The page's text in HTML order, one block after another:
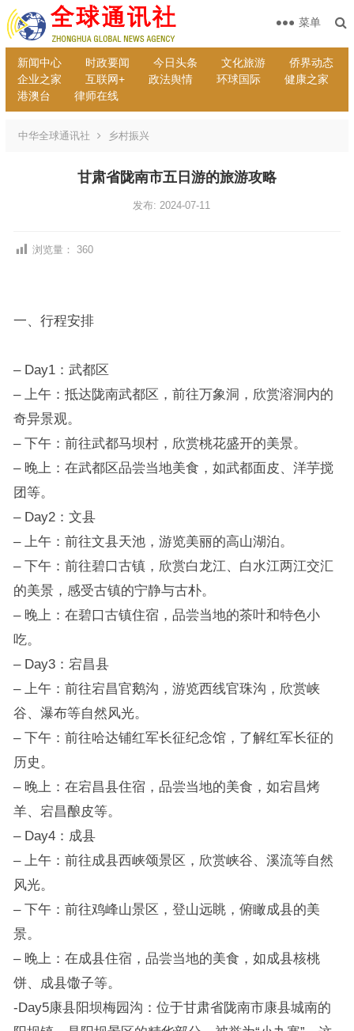
新闻中心 时政要闻 今日头条 文化旅游
侨界动态
企业之家
互联网+ 政法舆情 环球国际
健康之家
港澳台
律师在线
菜单
中华全球通讯社 乡村振兴
甘肃省陇南市五日游的旅游攻略
发布: 2024-07-11
浏览量： 360
一、行程安排
– Day1：武都区
– 上午：抵达陇南武都区，前往万象洞，欣赏溶洞内的
奇异景观。
– 下午：前往武都马坝村，欣赏桃花盛开的美景。
– 晚上：在武都区品尝当地美食，如武都面皮、洋芋搅
团等。
– Day2：文县
– 上午：前往文县天池，游览美丽的高山湖泊。
– 下午：前往碧口古镇，欣赏白龙江、白水江两江交汇
的美景，感受古镇的宁静与古朴。
– 晚上：在碧口古镇住宿，品尝当地的茶叶和特色小
吃。
– Day3：宕昌县
– 上午：前往宕昌官鹅沟，游览西线官珠沟，欣赏峡
谷、瀑布等自然风光。
– 下午：前往哈达铺红军长征纪念馆，了解红军长征的
历史。
– 晚上：在宕昌县住宿，品尝当地的美食，如宕昌烤
羊、宕昌酿皮等。
– Day4：成县
– 上午：前往成县西峡颂景区，欣赏峡谷、溪流等自然
风光。
– 下午：前往鸡峰山景区，登山远眺，俯瞰成县的美
景。
– 晚上：在成县住宿，品尝当地的美食，如成县核桃
饼、成县馓子等。
-Day5康县阳坝梅园沟：位于甘肃省陇南市康县城南的